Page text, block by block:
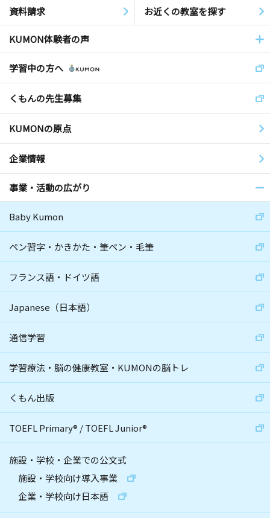
資料請求 お近くの教室を探す
KUMON体験者の声
学習中の方へ
くもんの先生募集
KUMONの原点
企業情報
事業・活動の広がり
Baby Kumon
ペン習字・かきかた・筆ペン・毛筆
フランス語・ドイツ語
Japanese（日本語）
通信学習
学習療法・脳の健康教室・KUMONの脳トレ
くもん出版
TOEFL Primary® /TOEFL Junior®
施設・学校・企業での公文式
施設・学校向け導入事業
企業・学校向け日本語